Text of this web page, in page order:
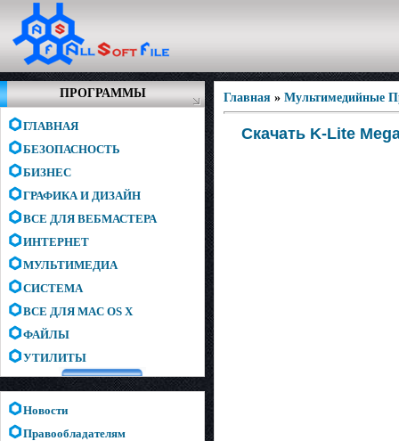
ПРОГРАММЫ
ГЛАВНАЯ
БЕЗОПАСНОСТЬ
БИЗНЕС
ГРАФИКА И ДИЗАЙН
ВСЕ ДЛЯ ВЕБМАСТЕРА
ИНТЕРНЕТ
МУЛЬТИМЕДИА
СИСТЕМА
ВСЕ ДЛЯ MAC OS X
ФАЙЛЫ
УТИЛИТЫ
Новости
Правообладателям
Главная » Мультимедийные
Скачать K-Lite